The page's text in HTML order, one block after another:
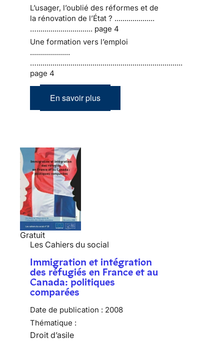
L’usager, l’oublié des réformes et de
la rénovation de l’État ? ....................
…............................ page 4
Une formation vers l’emploi
....................
….........................................................................
page 4
En savoir plus
Gratuit
Les Cahiers du social
Immigration et intégration
des réfugiés en France et au
Canada: politiques
comparées
Date de publication : 2008
Thématique :
Droit d’asile